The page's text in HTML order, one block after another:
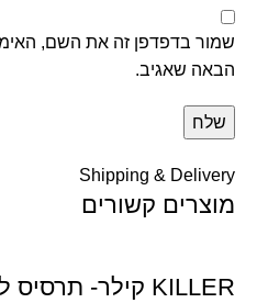
שמור בדפדפן זה את השם,
הבאה שאגיב.
Shipping & Delivery
מוצרים קשורים
KILLER קילר- תרסיס לקטילת חרקים